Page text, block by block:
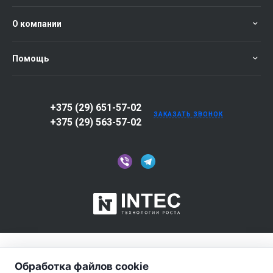
О компании
Помощь
+375 (29) 651-57-02
+375 (29) 563-57-02
ЗАКАЗАТЬ ЗВОНОК
Обработка файлов cookie